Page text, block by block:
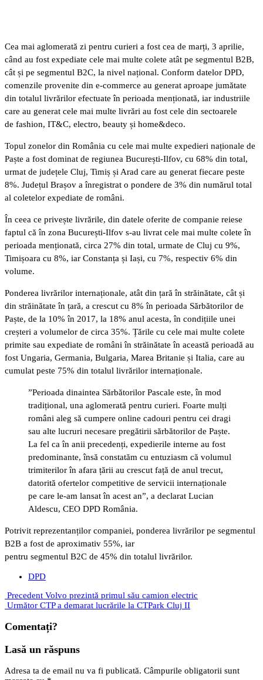
Cea mai aglomerată zi pentru curieri a fost cea de marți, 3 aprilie,
când au fost expediate cele mai multe colete atât pe segmentul B2B,
cât și pe segmentul B2C, la nivel național. Conform datelor DPD,
comenzile provenite din e-commerce au generat aproape jumătate
din totalul livrărilor efectuate în perioada menționată, iar industriile
care au generat cele mai multe livrări au fost cele din sectoarele
de fashion, IT&C, electro, beauty și home&deco.
Topul zonelor din România cu cele mai multe expedieri naționale de
Paște a fost dominat de regiunea București-Ilfov, cu 68% din total,
urmat de județele Cluj, Timiș și Arad care au generat fiecare peste
8%. Județul Brașov a înregistrat o pondere de 3% din numărul total
al coletelor expediate de români.
În ceea ce privește livrările, din datele oferite de companie reiese
faptul că în zona București-Ilfov s-au livrat cele mai multe colete în
perioada menționată, circa 27% din total, urmate de Cluj cu 9%,
Timișoara cu 8%, iar Constanța și Iași, cu 7%, respectiv 6% din
volume.
Ponderea livrărilor internaționale, atât din țară în străinătate, cât și
din străinătate în țară, a crescut cu 8% în perioada Sărbătorilor de
Paște, de la 10% în 2017, la 18% anul acesta, în condițiile unei
creșteri a volumelor de circa 35%. Țările cu cele mai multe colete
primite sau expediate de români în străinătate în această perioadă au
fost Ungaria, Germania, Bulgaria, Marea Britanie și Italia, care au
cumulat peste 75% din totalul livrărilor internaționale.
”Perioada dinaintea Sărbătorilor Pascale este, în mod
tradițional, una aglomerată pentru curieri. Foarte mulți
români aleg să cumpere online cadouri pentru cei dragi
sau alte lucruri necesare pregătirii sărbătorilor de Paște.
La fel ca în anii precedenți, expedierile interne au fost
predominante, însă constatăm cu entuziasm că volumul
trimiterilor în afara țării au crescut față de anul trecut,
datorită ofertelor competitive de servicii internaționale
pe care le-am lansat în acest an”, a declarat Lucian
Aldescu, CEO DPD România.
Potrivit reprezentanților companiei, ponderea livrărilor pe segmentul
B2B a fost de aproximativ 55%, iar
pentru segmentul B2C de 45% din totalul livrărilor.
DPD
Precedent Volvo prezintă primul său camion electric
Următor CTP a demarat lucrările la CTPark Cluj II
Comentați?
Lasă un răspuns
Adresa ta de email nu va fi publicată. Câmpurile obligatorii sunt